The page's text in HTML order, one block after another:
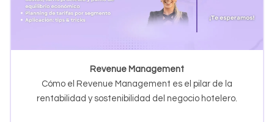
Revenue Management
Cómo el Revenue Management es el pilar de la
rentabilidad y sostenibilidad del negocio hotelero.